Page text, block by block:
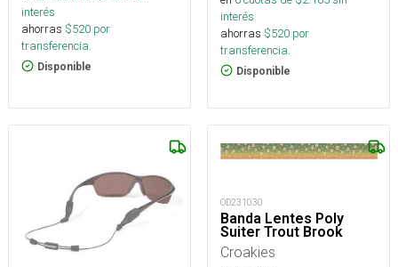
interés
ahorras $520 por
transferencia.
Disponible
interés
ahorras $520 por
transferencia.
Disponible
OD231030
Banda Lentes Poly
Suiter Trout Brook
Croakies